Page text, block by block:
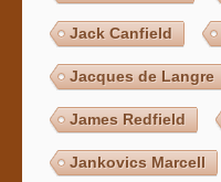
Jack Canfield
Jacques de Langre
James Redfield
Jankovics Marcell